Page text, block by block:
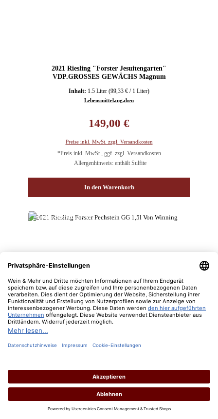
2021 Riesling "Forster Jesuitengarten"
VDP.GROSSES GEWÄCHS Magnum
Inhalt: 1.5 Liter (99,33 € / 1 Liter)
Lebensmittelangaben
149,00 €
Preise inkl. MwSt. zzgl. Versandkosten
*Preis inkl. MwSt., ggf. zzgl. Versandkosten
Allergenhinweis: enthält Sulfite
In den Warenkorb
2021 Riesling Pechstein GG Magnum
1.5 Liter(106,00 € / 1 Liter)
Lebensmittelangaben